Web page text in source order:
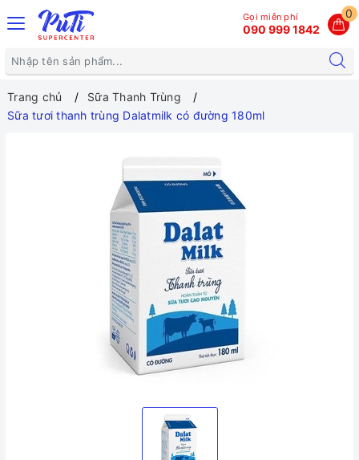
0
Gọi miễn phí
090 999 1842
Trang chủ
Sữa Thanh Trùng
Sữa tươi thanh trùng Dalatmilk có đường 180ml